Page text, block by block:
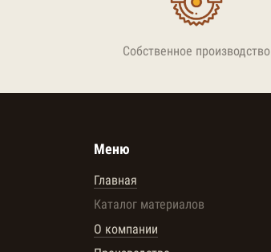
Собственное производство
Меню
Главная
Каталог материалов
О компании